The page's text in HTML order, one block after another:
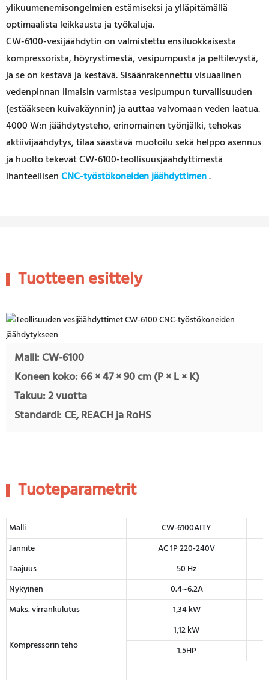
ylikuumenemisongelmien estämiseksi ja ylläpitämällä
optimaalista leikkausta ja työkaluja.
CW-6100-vesijäähdytin on valmistettu ensiluokkaisesta
kompressorista, höyrystimestä, vesipumpusta ja peltilevystä,
ja se on kestävä ja kestävä. Sisäänrakennettu visuaalinen
vedenpinnan ilmaisin varmistaa vesipumpun turvallisuuden
(estääkseen kuivakäynnin) ja auttaa valvomaan veden laatua.
4000 W:n jäähdytysteho, erinomainen työnjälki, tehokas
aktiivijäähdytys, tilaa säästävä muotoilu sekä helppo asennus
ja huolto tekevät CW-6100-teollisuusjäähdyttimestä
ihanteellisenCNC-työstökoneiden jäähdyttimen.
Tuotteen esittely
Malli: CW-6100
Koneen koko: 66 × 47 × 90 cm (P × L × K)
Takuu: 2 vuotta
Standardi: CE, REACH ja RoHS
Tuoteparametrit
Malli
CW-6100AITY
Jännite
AC 1P 220-240V
Taajuus
50 Hz
Nykyinen
0.4~6.2A
Maks. virrankulutus
1,34 kW
Kompressorin teho
1,12 kW
1.5HP